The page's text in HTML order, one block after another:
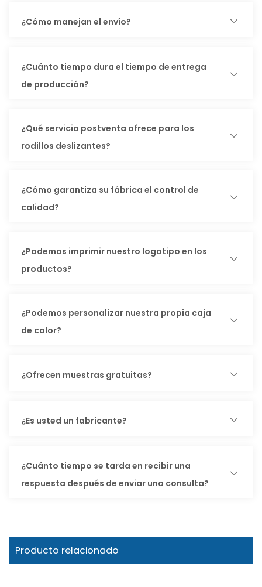
¿Cómo manejan el envío?
¿Cuánto tiempo dura el tiempo de entrega
de producción?
¿Qué servicio postventa ofrece para los
rodillos deslizantes?
¿Cómo garantiza su fábrica el control de
calidad?
¿Podemos imprimir nuestro logotipo en los
productos?
¿Podemos personalizar nuestra propia caja
de color?
¿Ofrecen muestras gratuitas?
¿Es usted un fabricante?
¿Cuánto tiempo se tarda en recibir una
respuesta después de enviar una consulta?
Producto relacionado